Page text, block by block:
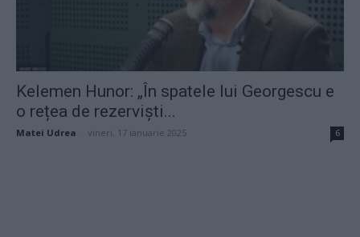
Kelemen Hunor: „În spatele lui Georgescu e
o rețea de rezerviști...
Matei Udrea vineri, 17 ianuarie 2025 6